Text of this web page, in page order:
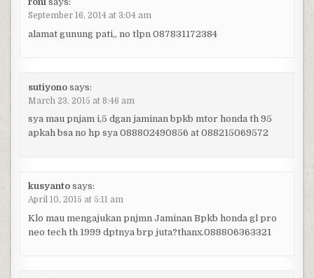
September 16, 2014 at 3:04 am
alamat gunung pati,, no tlpn 087831172384
sutiyono says:
March 23, 2015 at 8:46 am
sya mau pnjam i,5 dgan jaminan bpkb mtor honda th 95
apkah bsa no hp sya 088802490856 at 088215069572
kusyanto says:
April 10, 2015 at 5:11 am
Klo mau mengajukan pnjmn Jaminan Bpkb honda gl pro
neo tech th 1999 dptnya brp juta?thanx.088806363321